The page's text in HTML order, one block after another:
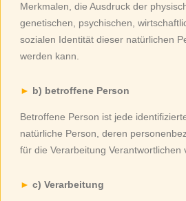
Merkmalen, die Ausdruck der
genetischen, psychischen,
sozialen Identität dieser natürlichen
werden kann.
b) betroffene Person
Betroffene Person ist jede
natürliche Person, deren
für die Verarbeitung Verantwortlichen
c) Verarbeitung